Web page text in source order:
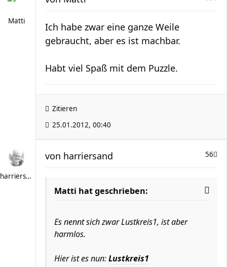
Matti
Ich habe zwar eine ganze Weile
gebraucht, aber es ist machbar.
Habt viel Spaß mit dem Puzzle.
Zitieren
25.01.2012, 00:40
harriersand
56
von harriersand
Matti hat geschrieben:
Es nennt sich zwar Lustkreis1, ist aber
harmlos.
Hier ist es nun:Lustkreis1